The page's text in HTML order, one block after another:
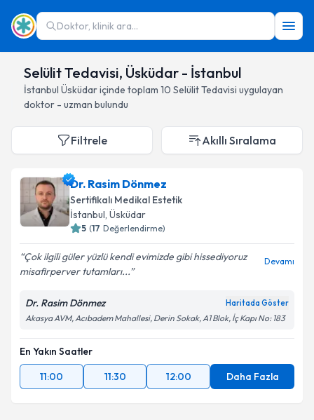
Doktor, klinik ara...
Selülit Tedavisi, Üsküdar - İstanbul
İstanbul Üsküdariçinde toplam 10 Selülit Tedavisi uygulayan
doktor - uzman bulundu
Filtrele Akıllı Sıralama
Dr. Rasim Dönmez
Sertifikalı Medikal Estetik
İstanbul, Üsküdar
5 (17 Değerlendirme)
Çok ilgili güler yüzlü kendi evimizde gibi hissediyoruz
misafirperver tutamları...
Devamı
Dr. Rasim Dönmez Haritada Göster
Akasya AVM, Acıbadem Mahallesi, Derin Sokak, A1 Blok, İç Kapı No: 183
En Yakın Saatler
11:00
11:30 12:00 Daha Fazla